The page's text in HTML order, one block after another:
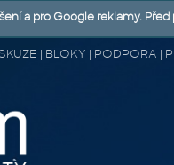
| BLOKY | PODPORA |
a pro Google reklamy.